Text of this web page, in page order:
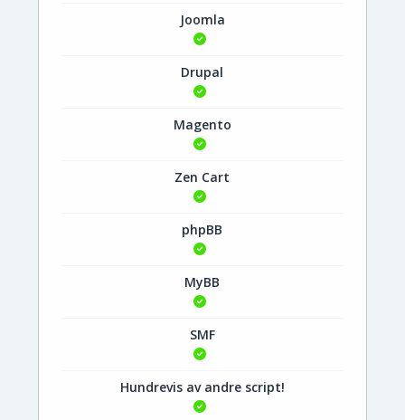
Joomla
Drupal
Magento
Zen Cart
phpBB
MyBB
SMF
Hundrevis av andre script!